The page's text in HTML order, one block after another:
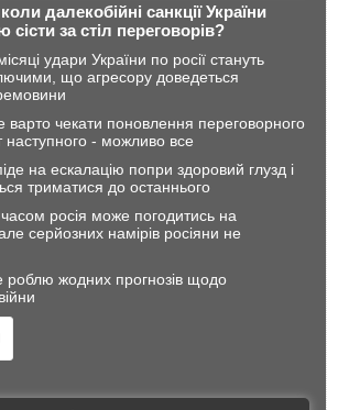
далекобійні санкції України
сісти за стіл переговорів?
удари України по росії стануть
що агресору доведеться
варто чекати поновлення переговорного
наступного - можливо все
на ескалацію попри здоровий глузд і
триматися до останнього
росія може погодитись на
серйозних намірів росіяни не
роблю жодних прогнозів щодо